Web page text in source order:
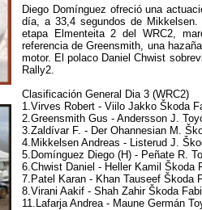
Diego Domínguez ofreció una
día, a 33,4 segundos de
etapa Elmenteita 2 del WRC2,
referencia de Greensmith, una
motor. El polaco Daniel Chwist
Rally2.
Clasificación General Dia 3 (WRC2)
1.Virves Robert - Viilo Jakko Škoda
2.Greensmith Gus - Andersson J.
3.Zaldívar F. - Der Ohannesian M.
4.Mikkelsen Andreas - Listerud J.
5.Domínguez Diego (H) - Peñate R.
6.Chwist Daniel - Heller Kamil Škoda
7.Patel Karan - Khan Tauseef Škoda
8.Virani Aakif - Shah Zahir Škoda
11.Lafarja Andrea - Maune Germán